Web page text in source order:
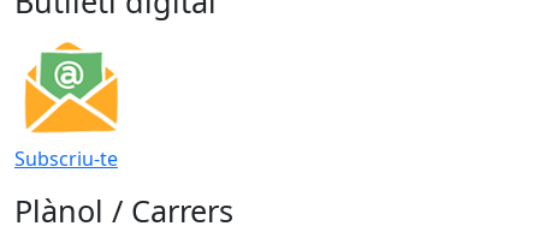
Subscriu-te
Plànol / Carrers